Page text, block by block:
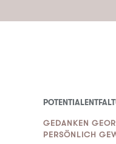
GEDANKEN
PERSÖNLICH